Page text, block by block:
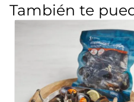
También te
Cola pelada de gambón
Austral Premium MSC